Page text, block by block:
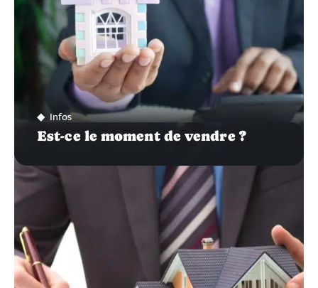
Infos
Est-ce le moment de vendre ?